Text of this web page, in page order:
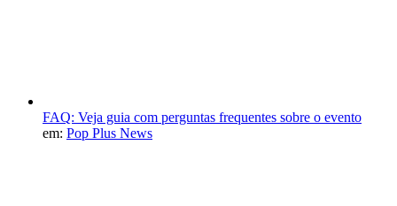
FAQ: Veja guia com perguntas frequentes sobre o evento
em: Pop Plus News